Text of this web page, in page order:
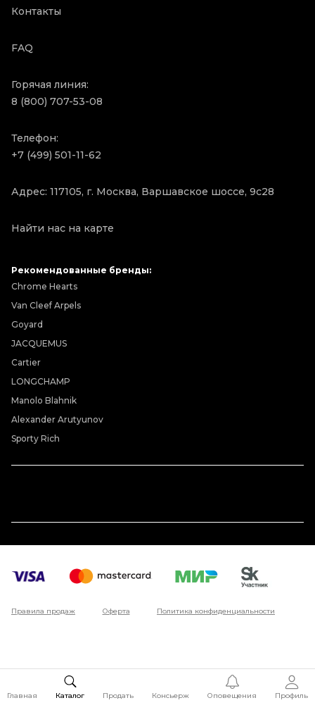
Контакты
FAQ
Горячая линия:
8 (800) 707-53-08
Телефон:
+7 (499) 501-11-62
Адрес: 117105, г. Москва, Варшавское шоссе, 9с28
Найти нас на карте
Рекомендованные бренды:
Chrome Hearts
Van Cleef Arpels
Goyard
JACQUEMUS
Cartier
LONGCHAMP
Manolo Blahnik
Alexander Arutyunov
Sporty Rich
Правила продаж Оферта Политика конфиденциальности
Главная Каталог Продать Консьерж Оповещения Профиль